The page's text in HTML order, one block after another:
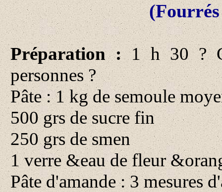
Préparation :1 h 30 ?
personnes ?
Pâte : 1 kg de semoule
500 grs de sucre fin
250 grs de smen
1 verre &eau de fleur
Pâte d'amande : 3 mesures